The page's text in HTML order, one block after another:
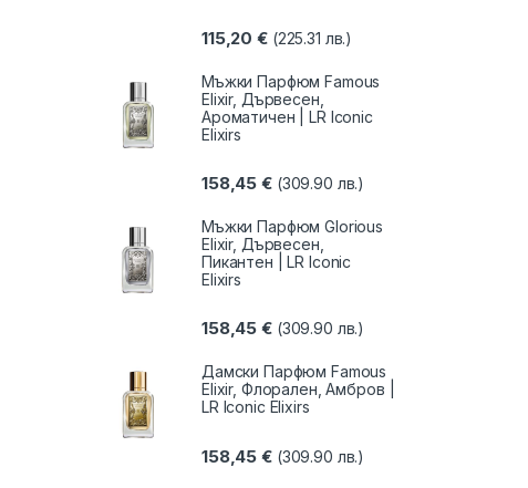
115,20€ (225.31 лв.)
Мъжки Парфюм Famous
Elixir, Дървесен,
Ароматичен | LR Iconic
Elixirs
158,45€ (309.90 лв.)
Мъжки Парфюм Glorious
Elixir, Дървесен,
Пикантен | LR Iconic
Elixirs
158,45€ (309.90 лв.)
Дамски Парфюм Famous
Elixir, Флорален, Амбров |
LR Iconic Elixirs
158,45€ (309.90 лв.)